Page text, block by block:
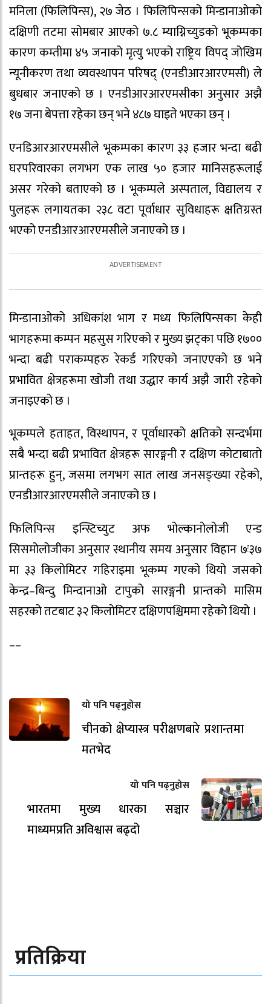
मनिला (फिलिपिन्स), २७ जेठ । फिलिपिन्सको मिन्डानाओको
दक्षिणी तटमा सोमबार आएको ७.८ म्याग्निच्युडको भूकम्पका
कारण कम्तीमा ४५ जनाको मृत्यु भएको राष्ट्रिय विपद् जोखिम
न्यूनीकरण तथा व्यवस्थापन परिषद् (एनडीआरआरएमसी) ले
बुधबार जनाएको छ । एनडीआरआरएमसीका अनुसार अझै
१७ जना बेपत्ता रहेका छन् भने ४८७ घाइते भएका छन् ।
एनडिआरआरएमसीले भूकम्पका कारण ३३ हजार भन्दा बढी
घरपरिवारका लगभग एक लाख ५० हजार मानिसहरूलाई
असर गरेको बताएको छ । भूकम्पले अस्पताल, विद्यालय र
पुलहरू लगायतका २३८ वटा पूर्वाधार सुविधाहरू क्षतिग्रस्त
भएको एनडीआरआरएमसीले जनाएको छ ।
मिन्डानाओको अधिकांश भाग र मध्य फिलिपिन्सका केही
भागहरूमा कम्पन महसुस गरिएको र मुख्य झट्का पछि १७००
भन्दा बढी पराकम्पहरु रेकर्ड गरिएको जनाएएको छ भने
प्रभावित क्षेत्रहरूमा खोजी तथा उद्धार कार्य अझै जारी रहेको
जनाइएको छ ।
भूकम्पले हताहत, विस्थापन, र पूर्वाधारको क्षतिको सन्दर्भमा
सबै भन्दा बढी प्रभावित क्षेत्रहरू सारङ्गनी र दक्षिण कोटाबातो
प्रान्तहरू हुन्, जसमा लगभग सात लाख जनसङ्ख्या रहेको,
एनडीआरआरएमसीले जनाएको छ ।
फिलिपिन्स इन्स्टिच्युट अफ भोल्कानोलोजी एन्ड
सिसमोलोजीका अनुसार स्थानीय समय अनुसार विहान ७ः३७
मा ३३ किलोमिटर गहिराइमा भूकम्प गएको थियो जसको
केन्द्र–बिन्दु मिन्दानाओ टापुको सारङ्गनी प्रान्तको मासिम
सहरको तटबाट ३२ किलोमिटर दक्षिणपश्चिममा रहेको थियो ।
––
यो पनि पढ्नुहोस
चीनको क्षेप्यास्त्र परीक्षणबारे प्रशान्तमा
मतभेद
यो पनि पढ्नुहोस
भारतमा मुख्य धारका सञ्चार
माध्यमप्रति अविश्वास बढ्दो
प्रतिक्रिया